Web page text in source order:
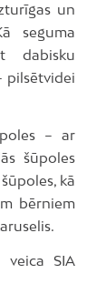
un
seguma
dabisku
pilsētvidei
– ar
šūpoles
kā
bērniem
veica SIA